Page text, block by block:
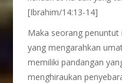
[Ibrahim/14:13-14]
Maka seorang
yang mengarahkan
memiliki pandangan
menghiraukan